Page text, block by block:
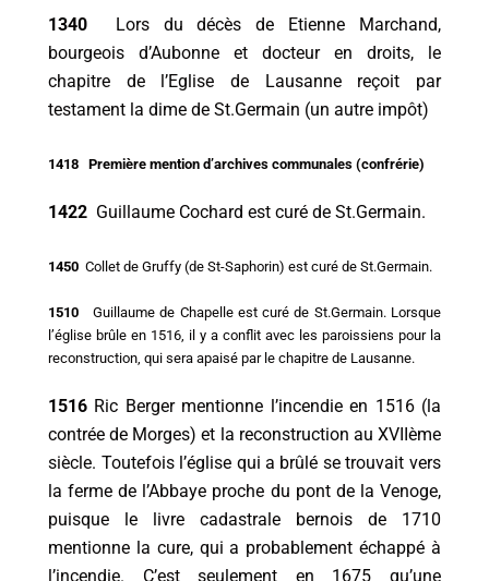
1340 Lors du décès de Etienne Marchand,
bourgeois d’Aubonne et docteur en droits, le
chapitre de l’Eglise de Lausanne reçoit par
testament la dime de St.Germain (un autre impôt)
1418 Première mention d’archives communales (confrérie)
1422 Guillaume Cochard est curé de St.Germain.
1450 Collet de Gruffy (de St-Saphorin) est curé de St.Germain.
1510 Guillaume de Chapelle est curé de St.Germain. Lorsque
l’église brûle en 1516, il y a conflit avec les paroissiens pour la
reconstruction, qui sera apaisé par le chapitre de Lausanne.
1516 Ric Berger mentionne l’incendie en 1516 (la
contrée de Morges) et la reconstruction au XVIIème
siècle. Toutefois l’église qui a brûlé se trouvait vers
la ferme de l’Abbaye proche du pont de la Venoge,
puisque le livre cadastrale bernois de 1710
mentionne la cure, qui a probablement échappé à
l’incendie. C’est seulement en 1675 qu’une